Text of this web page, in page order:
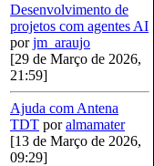
Desenvolvimento de
projetos com agentes AI
porjm_araujo
[29 de Março de 2026,
21:59]
Ajuda com Antena
TDT poralmamater
[13 de Março de 2026,
09:29]